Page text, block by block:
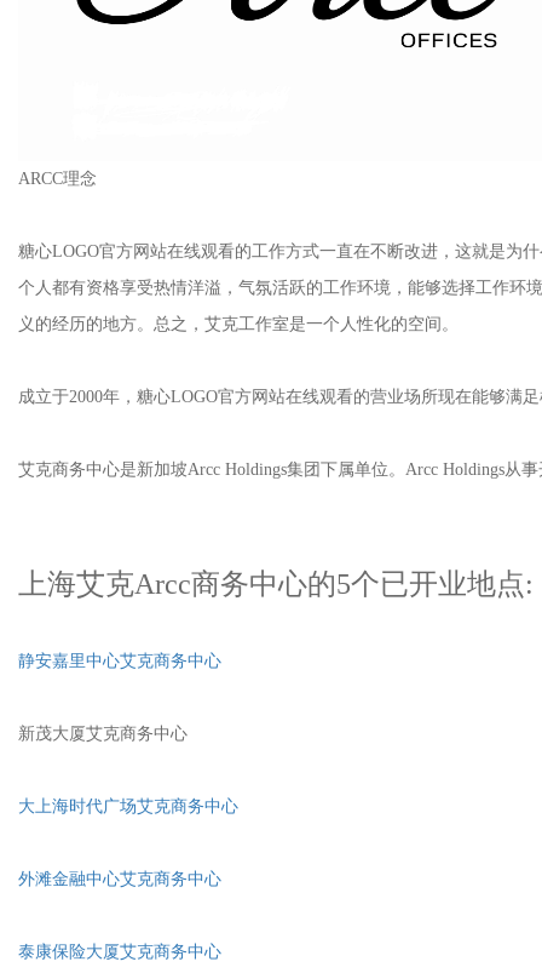
ARCC理念
糖心LOGO官方网站在线观看的工作方式一直在不断改进，这就是为
个人都有资格享受热情洋溢，气氛活跃的工作环境，能够选择工作
义的经历的地方。总之，艾克工作室是一个人性化的空间。
成立于2000年，糖心LOGO官方网站在线观看的营业场所现在能够满
艾克商务中心是新加坡Arcc Holdings集团下属单位。Arcc Holdings从
上海艾克Arcc商务中心的5个已开业地点:
静安嘉里中心艾克商务中心
新茂大厦艾克商务中心
大上海时代广场艾克商务中心
外滩金融中心艾克商务中心
泰康保险大厦艾克商务中心